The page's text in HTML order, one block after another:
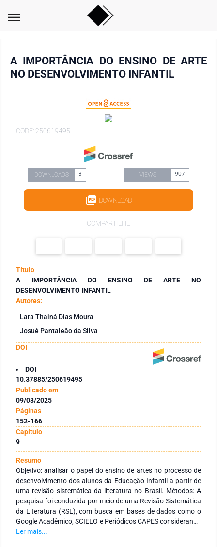
menu
A IMPORTÂNCIA DO ENSINO DE ARTE
NO DESENVOLVIMENTO INFANTIL
CODE: 250619495
DOWNLOADS 3 VIEWS 907
DOWNLOAD
COMPARTILHE
Título
A IMPORTÂNCIA DO ENSINO DE ARTE NO
DESENVOLVIMENTO INFANTIL
Autores:
Lara Thainá Dias Moura
Josué Pantaleão da Silva
DOI
DOI
10.37885/250619495
Publicado em
09/08/2025
Páginas
152-166
Capítulo
9
Resumo
Objetivo: analisar o papel do ensino de artes no processo de
desenvolvimento dos alunos da Educação Infantil a partir de
uma revisão sistemática da literatura no Brasil. Métodos: A
pesquisa foi conduzida por meio de uma Revisão Sistemática
da Literatura (RSL), com busca em bases de dados como o
Google Acadêmico, SCIELO e Periódicos CAPES considerando
artigos publicados nos últimos dez anos. Foram selecionados
Ler mais...